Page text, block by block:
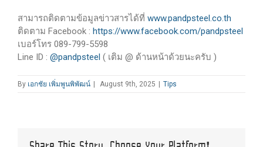
สามารถติดตามข้อมูลข่าวสารได้ที่ www.pandpsteel.co.th
ติดตาม Facebook : https://www.facebook.com/pandpsteel
เบอร์โทร 089-799-5598
Line ID : @pandpsteel ( เติม @ ด้านหน้าด้วยนะครับ )
By เอกชัย เพิ่มพูนพิพัฒน์ August 9th, 2025 Tips